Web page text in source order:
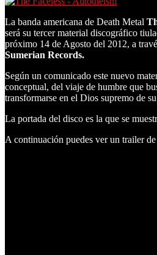
La banda americana de Death Metal
será su tercer material discográfico
próximo 14 de Agosto del 2012, a
Sumerian Records.
Según un comunicado este nuevo
conceptual, del viaje de humbre que
transformarse en el Dios supremo de
La portada del disco es la que se
A continuación puedes ver un trailer